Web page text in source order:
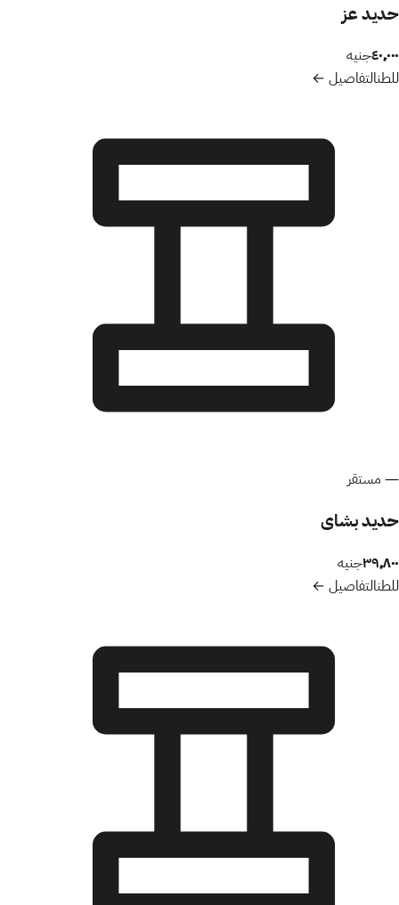
حديد عز
٤٠٬٠٠٠جنيه
للطنالتفاصيل ←
— مستقر
حديد بشاى
٣٩٬٨٠٠جنيه
للطنالتفاصيل ←